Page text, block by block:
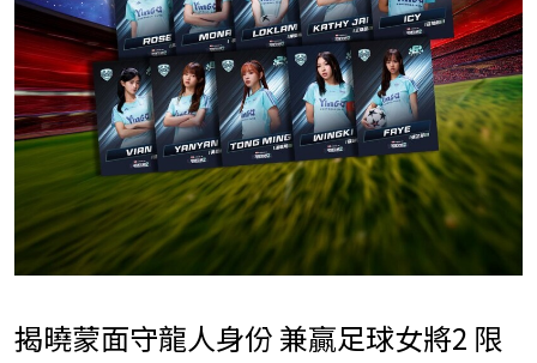
揭曉蒙面守龍人身份 兼贏足球女將2 限